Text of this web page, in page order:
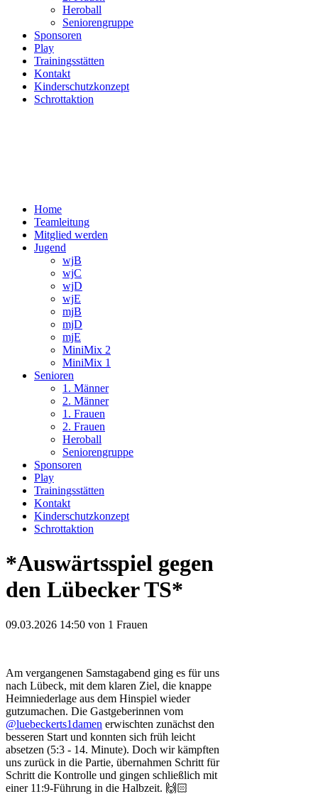
Heroball
Seniorengruppe
Sponsoren
Play
Trainingsstätten
Kontakt
Kinderschutzkonzept
Schrottaktion
Home
Teamleitung
Mitglied werden
Jugend
wjB
wjC
wjD
wjE
mjB
mjD
mjE
MiniMix 2
MiniMix 1
Senioren
1. Männer
2. Männer
1. Frauen
2. Frauen
Heroball
Seniorengruppe
Sponsoren
Play
Trainingsstätten
Kontakt
Kinderschutzkonzept
Schrottaktion
*Auswärtsspiel gegen
den Lübecker TS*
09.03.2026 14:50 von 1 Frauen
Am vergangenen Samstagabend ging es für uns
nach Lübeck, mit dem klaren Ziel, die knappe
Heimniederlage aus dem Hinspiel wieder
gutzumachen. Die Gastgeberinnen vom
@luebeckerts1damen erwischten zunächst den
besseren Start und konnten sich früh leicht
absetzen (5:3 - 14. Minute). Doch wir kämpften
uns zurück in die Partie, übernahmen Schritt für
Schritt die Kontrolle und gingen schließlich mit
einer 11:9-Führung in die Halbzeit. 🙌🏻